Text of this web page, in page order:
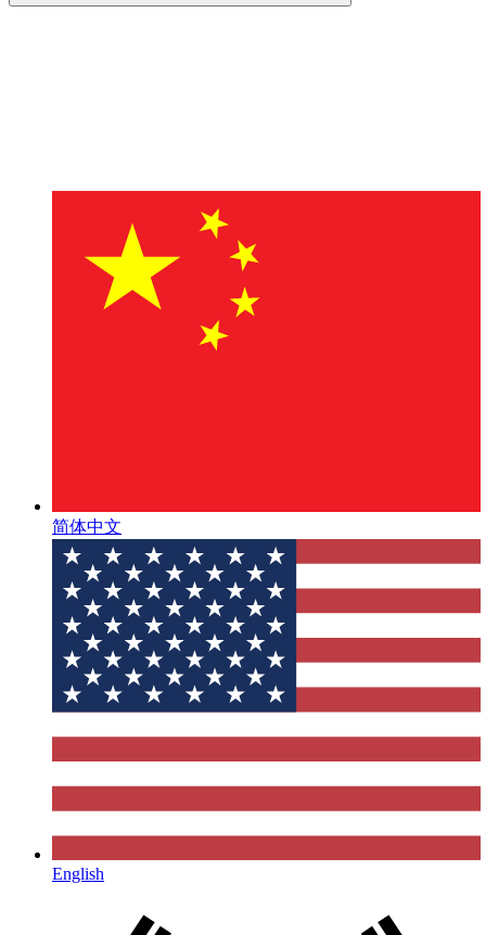
简体中文
English